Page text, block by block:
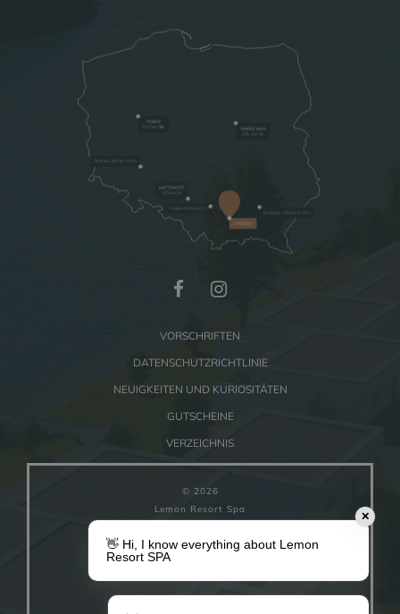
GRÓDEK
WARSCHAU
370 km/ 4h
POSEN
5H
Rzeszów 135 km /1,30 h
KATTOWITZ
VORSCHRIFTEN
DATENSCHUTZRICHTLINIE
NEUIGKEITEN UND KURIOSITÄTEN
GUTSCHEINE
VERZEICHNIS
© 2026
Lemon Resort Spa
EINSTELLUNGEN FÜR COOKIES
✕
👋 Hi, I know everything about Lemon
Resort SPA